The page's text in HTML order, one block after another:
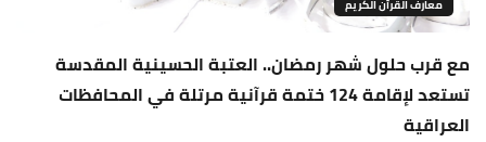
معارف القرآن الكريم
مع قرب حلول شهر رمضان.. العتبة الحسينية المقدسة
تستعد لإقامة 124 ختمة قرآنية مرتلة في المحافظات
العراقية